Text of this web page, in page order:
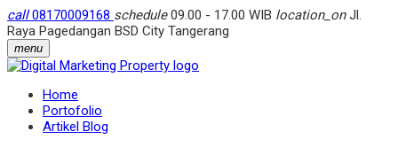
call08170009168 schedule09.00 - 17.00 WIB location_onJl.
Raya Pagedangan BSD City Tangerang
menu
Home
Portofolio
Artikel Blog